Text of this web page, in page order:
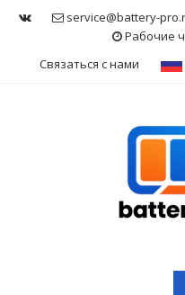
service@battery-
Рабочие
Связаться с нами